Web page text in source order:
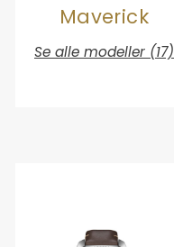
Maverick
Se alle modeller (17)